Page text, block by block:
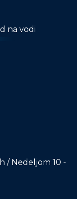
na vodi
/ Nedeljom 10 -